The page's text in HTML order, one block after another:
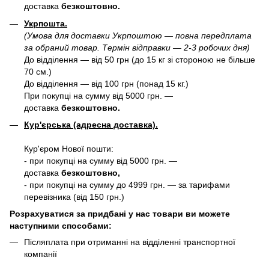
доставка безкоштовно.
Укрпошта.
(Умова для доставки Укрпоштою — повна передплата
за обраний товар. Термін відправки — 2-3 робочих дня)
До відділення — від 50 грн (до 15 кг зі стороною не більше
70 см.)
До відділення — від 100 грн (понад 15 кг.)
При покупці на сумму від 5000 грн. —
доставка безкоштовно.
Кур'єрська (адресна доставка).
Кур'єром Нової пошти:
- при покупці на сумму від 5000 грн. —
доставка безкоштовно,
- при покупці на сумму до 4999 грн. — за тарифами
перевізника (від 150 грн.)
Розрахуватися за придбані у нас товари ви можете
наступними способами:
Післяплата при отриманні на відділенні транспортної
компанії